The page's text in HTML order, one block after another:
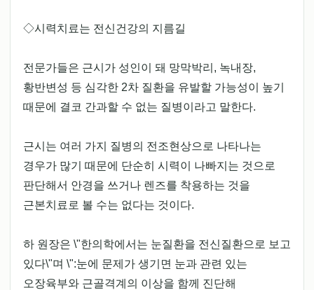
◇시력치료는 전신건강의 지름길
전문가들은 근시가 성인이 돼 망막박리, 녹내장,
황반변성 등 심각한 2차 질환을 유발할 가능성이 높기
때문에 결코 간과할 수 없는 질병이라고 말한다.
근시는 여러 가지 질병의 전조현상으로 나타나는
경우가 많기 때문에 단순히 시력이 나빠지는 것으로
판단해서 안경을 쓰거나 렌즈를 착용하는 것을
근본치료로 볼 수는 없다는 것이다.
하 원장은 \"한의학에서는 눈질환을 전신질환으로 보고
있다\"며 \":눈에 문제가 생기면 눈과 관련 있는
오장육부와 근골격계의 이상을 함께 진단해